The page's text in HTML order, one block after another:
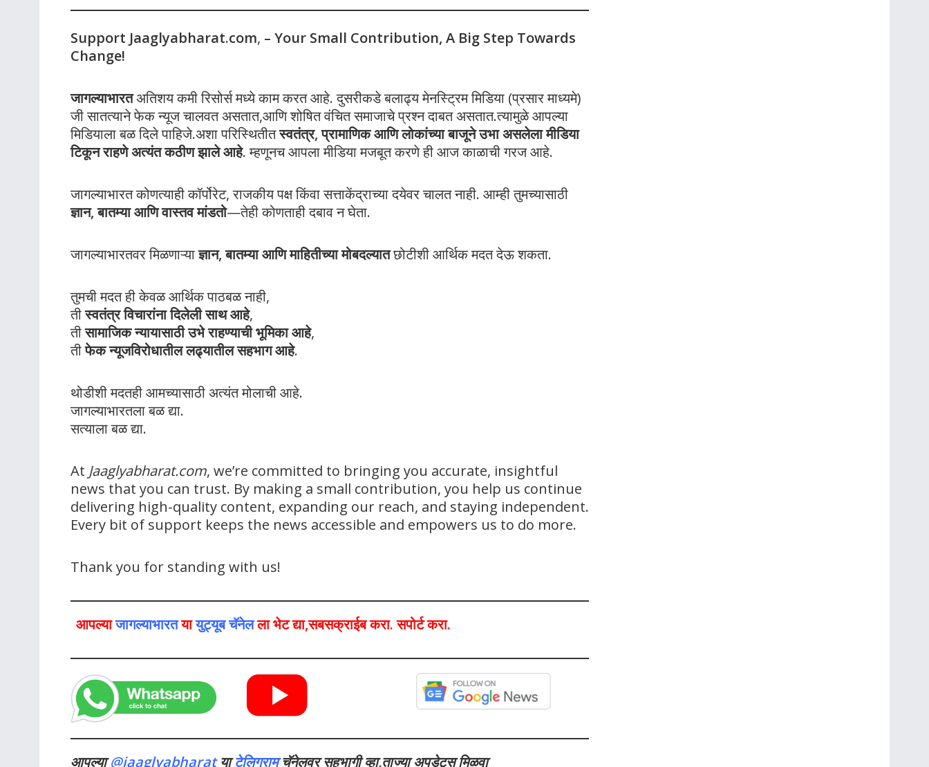
Support Jaaglyabharat.com, – Your Small Contribution, A Big Step Towards
Change!
जागल्याभारतअतिशय कमी रिसोर्स मध्ये काम करत आहे. दुसरीकडे बलाढ्य मेनस्ट्रिम मिडिया (प्रसार माध्यमे)
जी सातत्याने फेक न्यूज चालवत असतात,आणि शोषित वंचित समाजाचे प्रश्न दाबत असतात.त्यामुळे आपल्या
मिडियाला बळ दिले पाहिजे.अशा परिस्थितीतस्वतंत्र, प्रामाणिक आणि लोकांच्या बाजूने उभा असलेला मीडिया
टिकून राहणे अत्यंत कठीण झाले आहे. म्हणूनच आपला मीडिया मजबूत करणे ही आज काळाची गरज आहे.
जागल्याभारत कोणत्याही कॉर्पोरेट, राजकीय पक्ष किंवा सत्ताकेंद्राच्या दयेवर चालत नाही. आम्ही तुमच्यासाठी
ज्ञान, बातम्या आणि वास्तव मांडतो—तेही कोणताही दबाव न घेता.
जागल्याभारतवर मिळणाऱ्याज्ञान, बातम्या आणि माहितीच्या मोबदल्यातछोटीशी आर्थिक मदत देऊ शकता.
तुमची मदत ही केवळ आर्थिक पाठबळ नाही,
तीस्वतंत्र विचारांना दिलेली साथ आहे,
तीसामाजिक न्यायासाठी उभे राहण्याची भूमिका आहे,
तीफेक न्यूजविरोधातील लढ्यातील सहभाग आहे.
थोडीशी मदतही आमच्यासाठी अत्यंत मोलाची आहे.
जागल्याभारतला बळ द्या.
सत्याला बळ द्या.
At Jaaglyabharat.com, we’re committed to bringing you accurate, insightful
news that you can trust. By making a small contribution, you help us continue
delivering high-quality content, expanding our reach, and staying independent.
Every bit of support keeps the news accessible and empowers us to do more.
Thank you for standing with us!
आपल्याजागल्याभारतयायुट्यूब चॅनेलला भेट द्या,सबसक्राईब करा. सपोर्ट करा.
आपल्या@jaaglyabharatयाटेलिग्रामचॅनेलवर सहभागी व्हा,ताज्या अपडेट्स मिळवा